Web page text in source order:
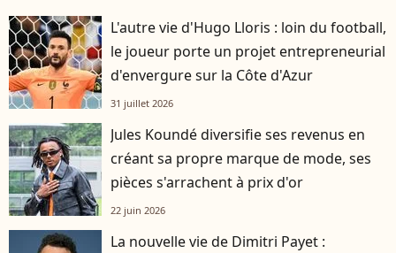
L'autre vie d'Hugo Lloris : loin du football,
le joueur porte un projet entrepreneurial
d'envergure sur la Côte d'Azur
31 juillet 2026
Jules Koundé diversifie ses revenus en
créant sa propre marque de mode, ses
pièces s'arrachent à prix d'or
22 juin 2026
La nouvelle vie de Dimitri Payet :